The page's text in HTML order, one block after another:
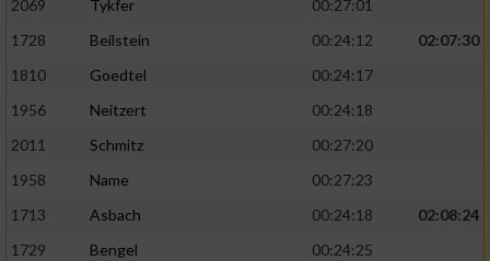
2069 Tykfer
00:27:01
1728
Beilstein 00:24:12
02:07:30
1810
Goedtel
00:24:17
1956
Neitzert
00:24:18
2011
Schmitz
00:27:20
1958
Name
00:27:23
1713
Asbach 00:24:18
02:08:24
1729
Bengel
00:24:25